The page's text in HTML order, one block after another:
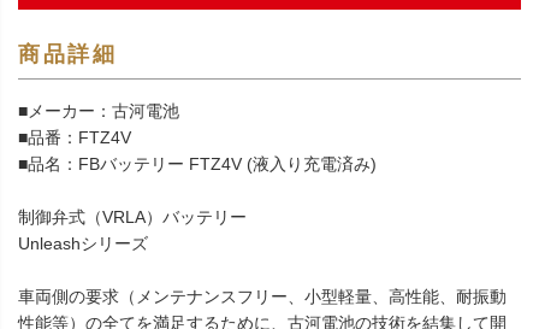
商品詳細
■メーカー：古河電池
■品番：FTZ4V
■品名：FBバッテリー FTZ4V (液入り充電済み)
制御弁式（VRLA）バッテリー
Unleashシリーズ
車両側の要求（メンテナンスフリー、小型軽量、高性能、耐振動
性能等）の全てを満足するために、古河電池の技術を結集して開